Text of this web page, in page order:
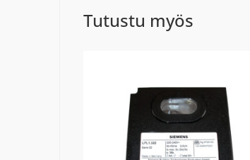
Tutustu myös